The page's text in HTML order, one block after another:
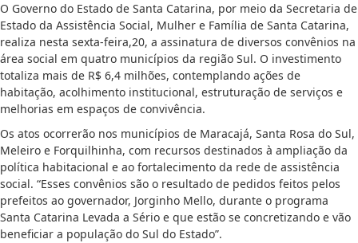
O Governo do Estado de Santa Catarina, por meio da Secretaria de
Estado da Assistência Social, Mulher e Família de Santa Catarina,
realiza nesta sexta-feira,20, a assinatura de diversos convênios na
área social em quatro municípios da região Sul. O investimento
totaliza mais de R$ 6,4 milhões, contemplando ações de
habitação, acolhimento institucional, estruturação de serviços e
melhorias em espaços de convivência.
Os atos ocorrerão nos municípios de Maracajá, Santa Rosa do Sul,
Meleiro e Forquilhinha, com recursos destinados à ampliação da
política habitacional e ao fortalecimento da rede de assistência
social. “Esses convênios são o resultado de pedidos feitos pelos
prefeitos ao governador, Jorginho Mello, durante o programa
Santa Catarina Levada a Sério e que estão se concretizando e vão
beneficiar a população do Sul do Estado”.